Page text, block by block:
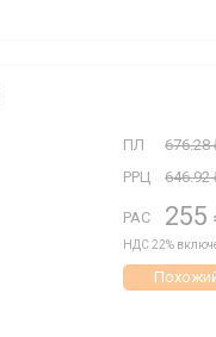
ПЛ 676.28
РРЦ 646.92
РАС 255
НДС 22%